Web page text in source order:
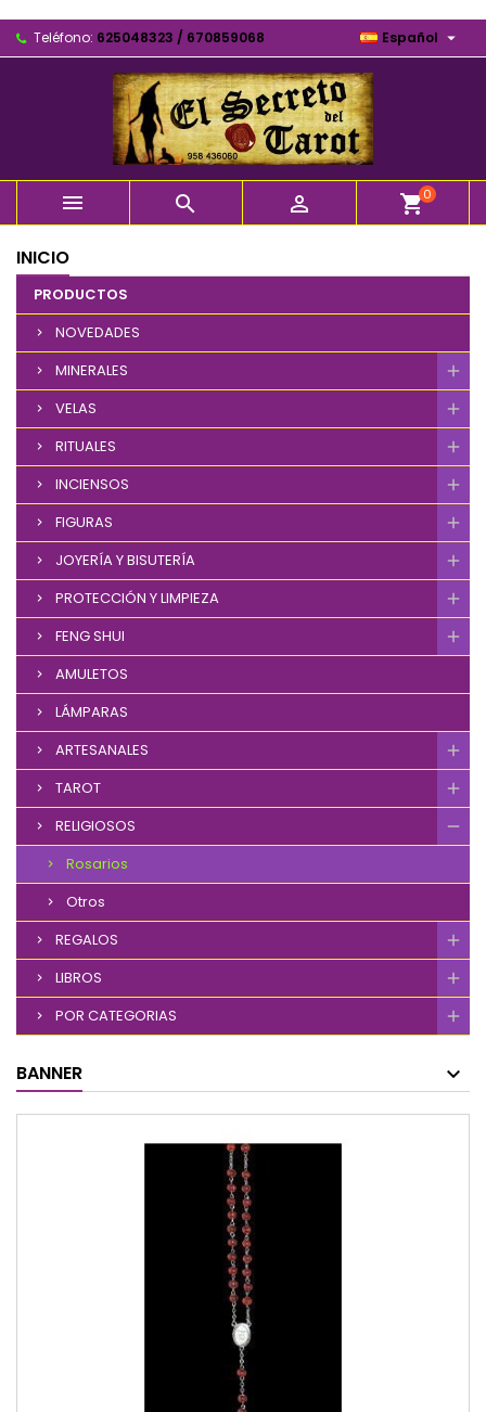
Teléfono: 625048323 / 670859068 Español 
   shopping_cart0
INICIO
PRODUCTOS
NOVEDADES
MINERALES
VELAS
RITUALES
INCIENSOS
FIGURAS
JOYERÍA Y BISUTERÍA
PROTECCIÓN Y LIMPIEZA
FENG SHUI
AMULETOS
LÁMPARAS
ARTESANALES
TAROT
RELIGIOSOS
Rosarios
Otros
REGALOS
LIBROS
POR CATEGORIAS
BANNER